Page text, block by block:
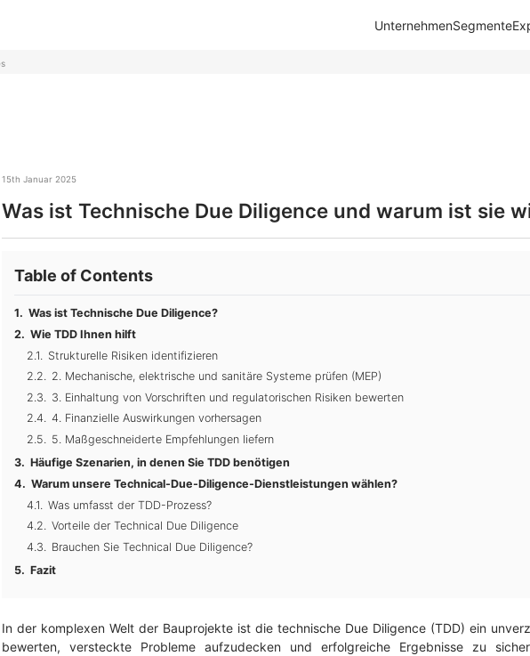
UnternehmenSegmente
15th Januar 2025
Was ist Technische Due Diligence und warum ist sie
Table of Contents
Was ist Technische Due Diligence?
Wie TDD Ihnen hilft
Strukturelle Risiken identifizieren
2. Mechanische, elektrische und sanitäre Systeme prüfen (MEP)
3. Einhaltung von Vorschriften und regulatorischen Risiken bewerten
4. Finanzielle Auswirkungen vorhersagen
5. Maßgeschneiderte Empfehlungen liefern
Häufige Szenarien, in denen Sie TDD benötigen
Warum unsere Technical-Due-Diligence-Dienstleistungen wählen?
Was umfasst der TDD-Prozess?
Vorteile der Technical Due Diligence
Brauchen Sie Technical Due Diligence?
Fazit
In der komplexen Welt der Bauprojekte ist die technische Due Diligence (TDD) ein
bewerten, versteckte Probleme aufzudecken und erfolgreiche Ergebnisse zu